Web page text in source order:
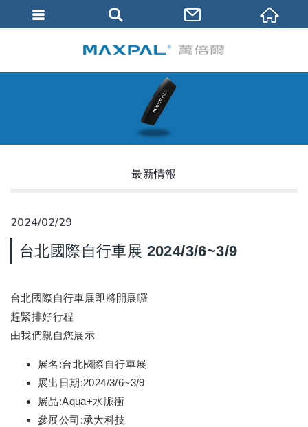
最新情報
2024/02/29
台北國際自行車展 2024/3/6~3/9
台北國際自行車展即將開展囉
趕緊排好行程
由我們親自您展示
展名:台北國際自行車展
展出日期:2024/3/6~3/9
展品:Aqua+水脈衝
參展公司:承大科技